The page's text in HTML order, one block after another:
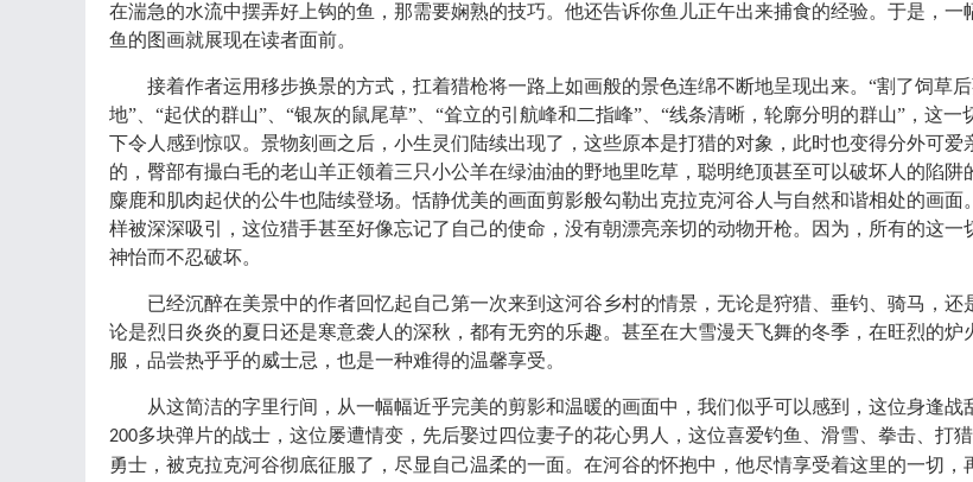
在湍急的水流中摆弄好上钩的鱼，那需要娴熟的技巧。他还告诉你鱼儿正午出来捕食的经验。于是，一
鱼的图画就展现在读者面前。
接着作者运用移步换景的方式，扛着猎枪将一路上如画般的景色连绵不断地呈现出来。 “割了饲草
地”、“起伏的群山”、“银灰的鼠尾草”、“耸立的引航峰和二指峰”、“线条清晰，轮廓分明的群山”，这一
下令人感到惊叹。景物刻画之后，小生灵们陆续出现了，这些原本是打猎的对象，此时也变得分外可爱
的，臀部有撮白毛的老山羊正领着三只小公羊在绿油油的野地里吃草，聪明绝顶甚至可以破坏人的陷阱
麋鹿和肌肉起伏的公牛也陆续登场。恬静优美的画面剪影般勾勒出克拉克河谷人与自然和谐相处的画面
样被深深吸引，这位猎手甚至好像忘记了自己的使命，没有朝漂亮亲切的动物开枪。因为，所有的这一
神怡而不忍破坏。
已经沉醉在美景中的作者回忆起自己第一次来到这河谷乡村的情景，无论是狩猎、垂钓、骑马，还
论是烈日炎炎的夏日还是寒意袭人的深秋，都有无穷的乐趣。甚至在大雪漫天飞舞的冬季，在旺烈的炉
服，品尝热乎乎的威士忌，也是一种难得的温馨享受。
从这简洁的字里行间，从一幅幅近乎完美的剪影和温暖的画面中，我们似乎可以感到，这位身逢战
200多块弹片的战士，这位屡遭情变，先后娶过四位妻子的花心男人，这位喜爱钓鱼、滑雪、拳击、打
勇士，被克拉克河谷彻底征服了，尽显自己温柔的一面。在河谷的怀抱中，他尽情享受着这里的一切，